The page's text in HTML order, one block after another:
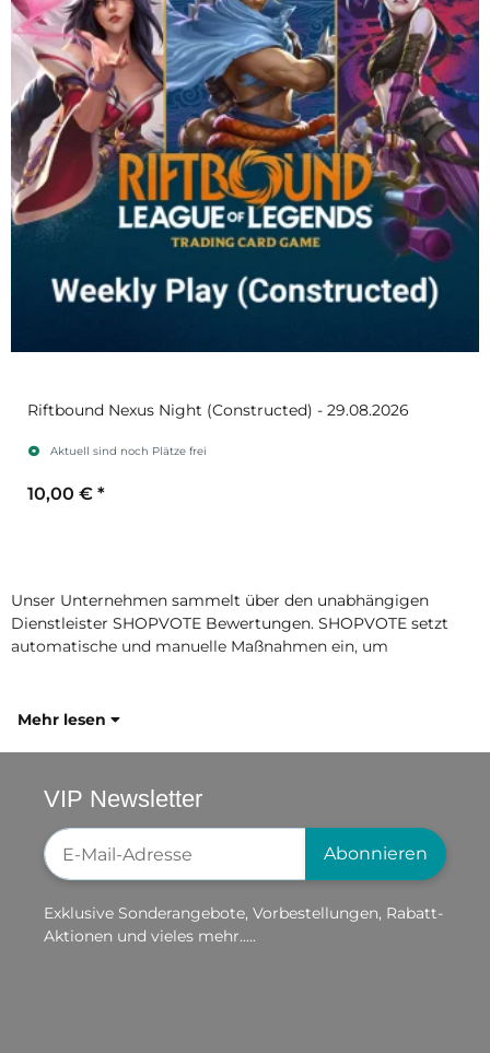
Riftbound Nexus Night (Constructed) - 29.08.2026
Aktuell sind noch Plätze frei
10,00 € *
Unser Unternehmen sammelt über den unabhängigen
Dienstleister SHOPVOTE Bewertungen. SHOPVOTE setzt
automatische und manuelle Maßnahmen ein, um
Mehr lesen
VIP Newsletter
Newsletter-Registrierung
Abonnieren
Exklusive Sonderangebote, Vorbestellungen, Rabatt-
Aktionen und vieles mehr.....